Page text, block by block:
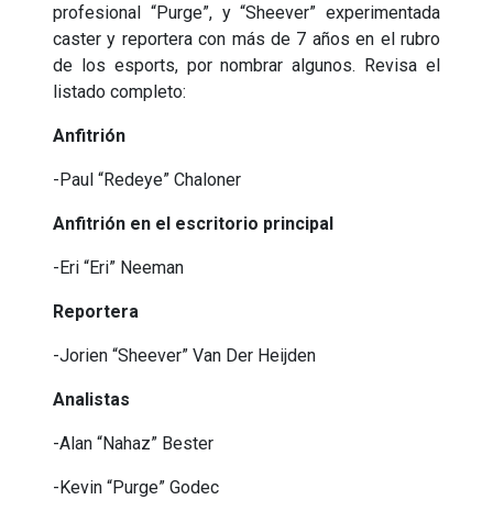
profesional “Purge”, y “Sheever” experimentada
caster y reportera con más de 7 años en el rubro
de los esports, por nombrar algunos. Revisa el
listado completo:
Anfitrión
-Paul “Redeye” Chaloner
Anfitrión en el escritorio principal
-Eri “Eri” Neeman
Reportera
-Jorien “Sheever” Van Der Heijden
Analistas
-Alan “Nahaz” Bester
-Kevin “Purge” Godec